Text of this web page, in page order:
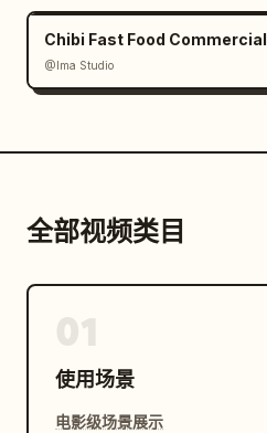
Chibi Fast Food Commercial
@Ima Studio
全部视频类目
使用场景
电影级场景展示